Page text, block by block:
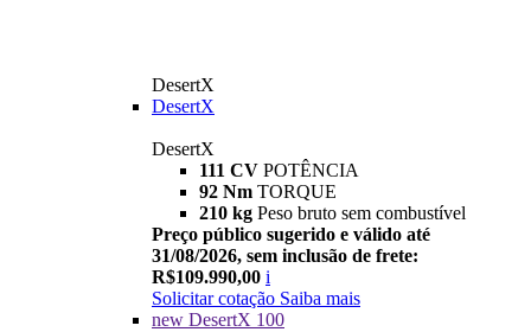
DesertX
DesertX
DesertX
111 CV POTÊNCIA
92 Nm TORQUE
210 kg Peso bruto sem combustível
Preço público sugerido e válido até
31/08/2026, sem inclusão de frete:
R$109.990,00 i
Solicitar cotação Saiba mais
new DesertX 100